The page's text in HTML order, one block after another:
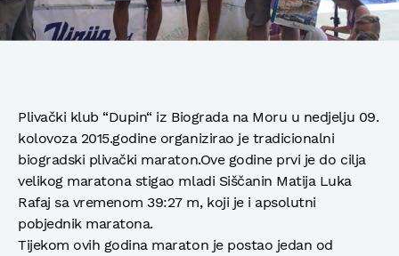
Plivački klub “Dupin“ iz Biograda na Moru u nedjelju 09.
kolovoza 2015.godine organizirao je tradicionalni
biogradski plivački maraton.Ove godine prvi je do cilja
velikog maratona stigao mladi Siščanin Matija Luka
Rafaj sa vremenom 39:27 m, koji je i apsolutni
pobjednik maratona.
Tijekom ovih godina maraton je postao jedan od